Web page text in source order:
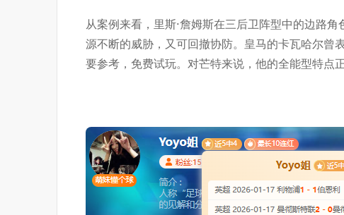
从案例来看，里斯·詹姆斯在三后卫阵型中的边路
源不断的威胁，又可回撤协防。皇马的卡瓦哈尔曾
要参考， 免费试玩。对芒特来说，他的全能型特点